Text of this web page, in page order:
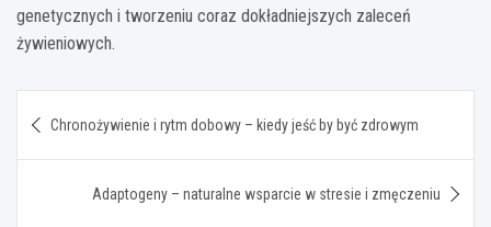
genetycznych i tworzeniu coraz dokładniejszych zaleceń
żywieniowych.
wpisu
Chronożywienie i rytm dobowy – kiedy jeść by być zdrowym
Adaptogeny – naturalne wsparcie w stresie i zmęczeniu